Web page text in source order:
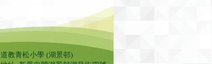
道教青松小學 (湖景邨)